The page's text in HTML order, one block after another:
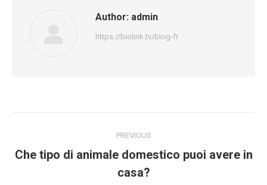
Author: admin
https://biolink.tv/blog-fr
navigation
PREVIOUS
Previous
post:
Che tipo di animale domestico puoi avere in
casa?